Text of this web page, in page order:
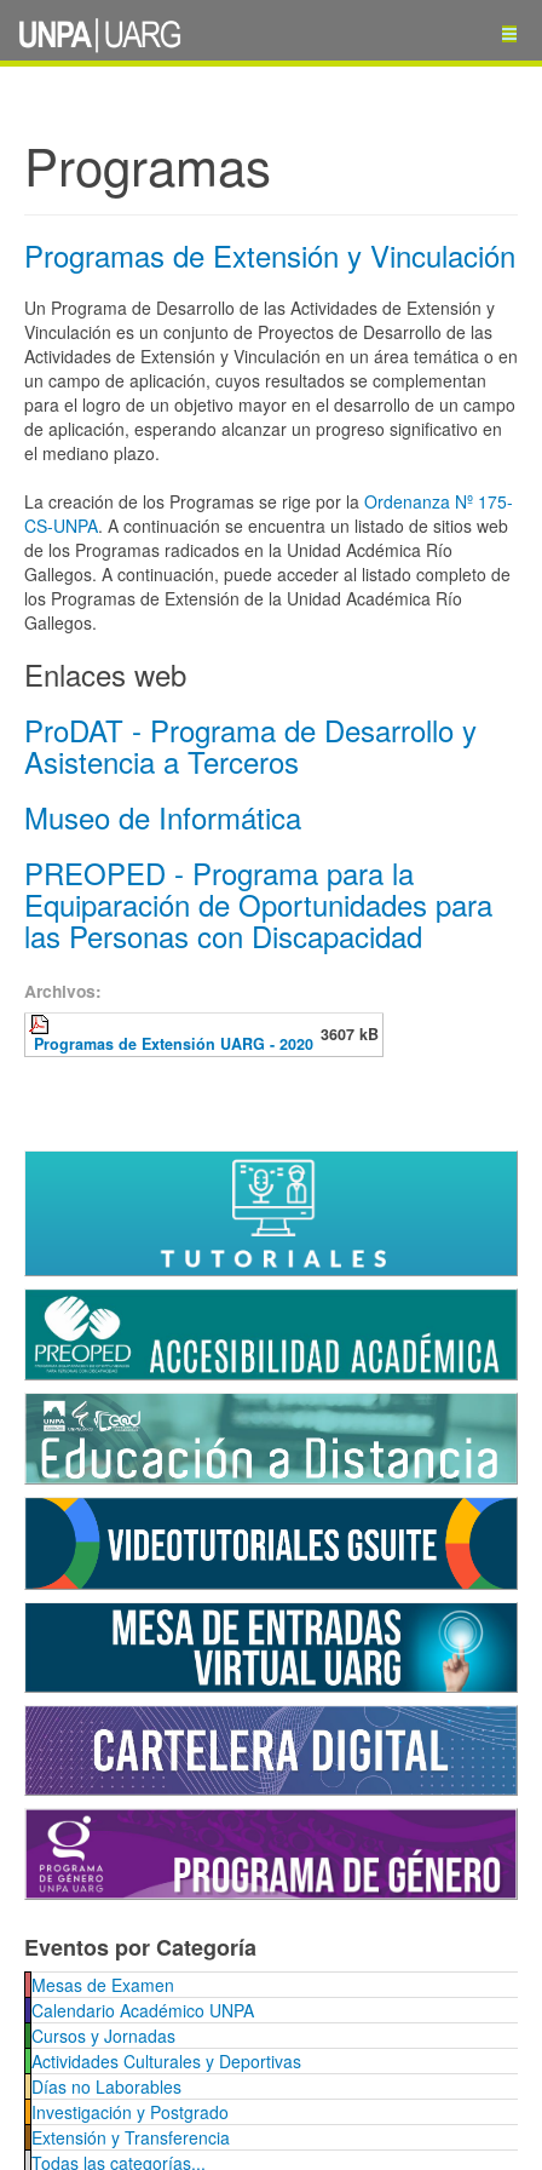
Programas
Programas de Extensión y Vinculación
Un Programa de Desarrollo de las Actividades de Extensión y
Vinculación es un conjunto de Proyectos de Desarrollo de las
Actividades de Extensión y Vinculación en un área temática o en
un campo de aplicación, cuyos resultados se complementan
para el logro de un objetivo mayor en el desarrollo de un campo
de aplicación, esperando alcanzar un progreso significativo en
el mediano plazo.
La creación de los Programas se rige por la Ordenanza Nº 175-
CS-UNPA. A continuación se encuentra un listado de sitios web
de los Programas radicados en la Unidad Acdémica Río
Gallegos. A continuación, puede acceder al listado completo de
los Programas de Extensión de la Unidad Académica Río
Gallegos.
Enlaces web
ProDAT - Programa de Desarrollo y
Asistencia a Terceros
Museo de Informática
PREOPED - Programa para la
Equiparación de Oportunidades para
las Personas con Discapacidad
Archivos:
Programas de Extensión UARG - 2020 3607 kB
Eventos por Categoría
Mesas de Examen
Calendario Académico UNPA
Cursos y Jornadas
Actividades Culturales y Deportivas
Días no Laborables
Investigación y Postgrado
Extensión y Transferencia
Todas las categorías...